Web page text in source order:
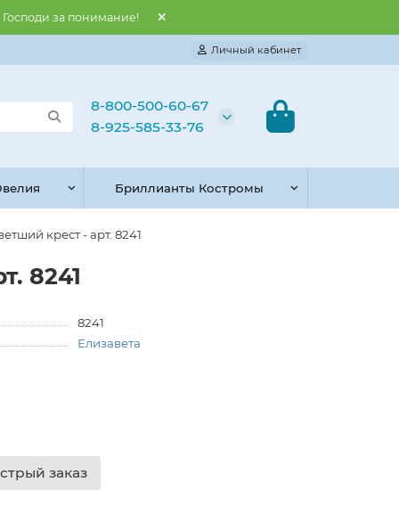
Господи за понимание!
Личный кабинет
8-800-500-60-67
8-925-585-33-76
Бриллианты Костромы
крест - арт. 8241
8241
8241
Елизавета
заказ